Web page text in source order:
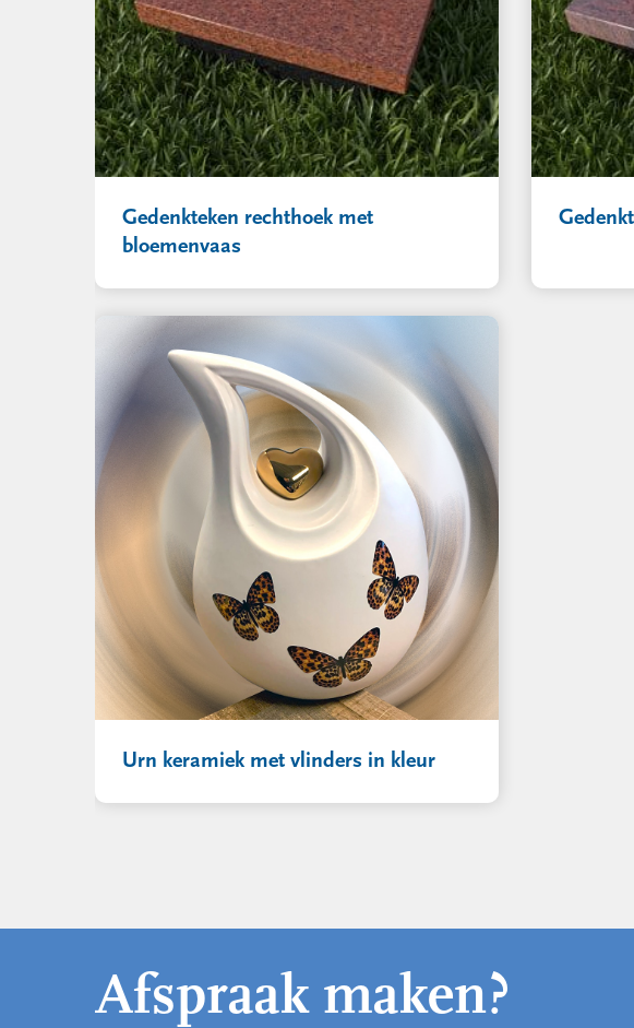
Gedenkteken rechthoek met
bloemenvaas
Urn keramiek met vlinders in kleur
Afspraak maken?